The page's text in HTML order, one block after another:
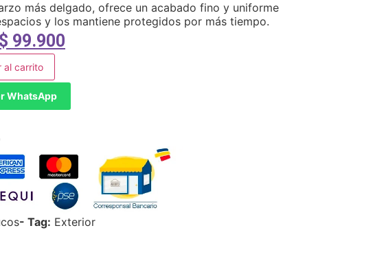
más delgado, ofrece un acabado fino y uniforme
y los mantiene protegidos por más tiempo.
$ 99.900
al carrito
WhatsApp
- Tag: Exterior